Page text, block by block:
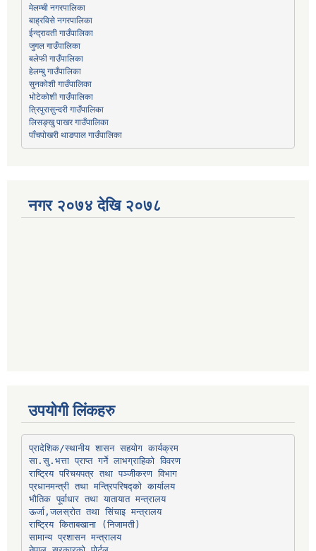
मेलम्ची नगरपालिका
बाह्रविसे नगरपालिका
ईन्द्रावती गाउँपालिका
जुगल गाउँपालिका
बलेफी गाउँपालिका
हेलम्बु गाउँपालिका
सुनकोशी गाउँपालिका
भोटेकोशी गाउँपालिका
त्रिपुरासुन्दरी गाउँपालिका
लिसङ्खु पाखर गाउँपालिका
पाँचपोखरी थाङपाल गाउँपालिका
नगर २०७४ देखि २०७८
उपयोगी लिंकहरु
प्रादेशिक/स्थानीय शासन सहयोग कार्यक्रम
सा.सु.भत्ता प्राप्त गर्ने लाभग्राहिको विवरण
राष्ट्रिय परिचयपत्र तथा पञ्‍जीकरण विभाग
प्रधानमन्त्री तथा मन्त्रिपरिषद्को कार्यालय
भौतिक पूर्वाधार तथा यातायात मन्त्रालय
ऊर्जा,जलस्रोत तथा सिंचाइ मन्त्रालय
सामान्य प्रशासन मन्त्रालय